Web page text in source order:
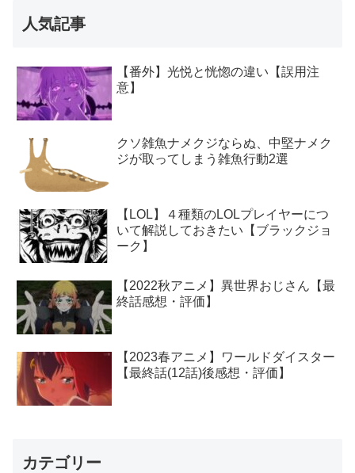
人気記事
【番外】光悦と恍惚の違い【誤用注
意】
クソ雑魚ナメクジならぬ、中堅ナメク
ジが取ってしまう雑魚行動2選
【LOL】４種類のLOLプレイヤーにつ
いて解説しておきたい【ブラックジョ
ーク】
【2022秋アニメ】異世界おじさん【最
終話感想・評価】
【2023春アニメ】ワールドダイスター
【最終話(12話)後感想・評価】
カテゴリー